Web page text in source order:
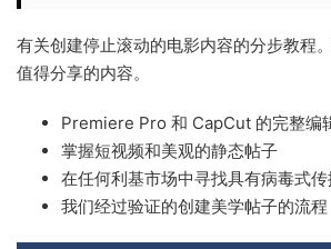
有关创建停止滚动的电影内容的分步教程
值得分享的内容。
Premiere Pro 和 CapCut 的完整编
掌握短视频和美观的静态帖子
在任何利基市场中寻找具有病毒式
我们经过验证的创建美学帖子的流程